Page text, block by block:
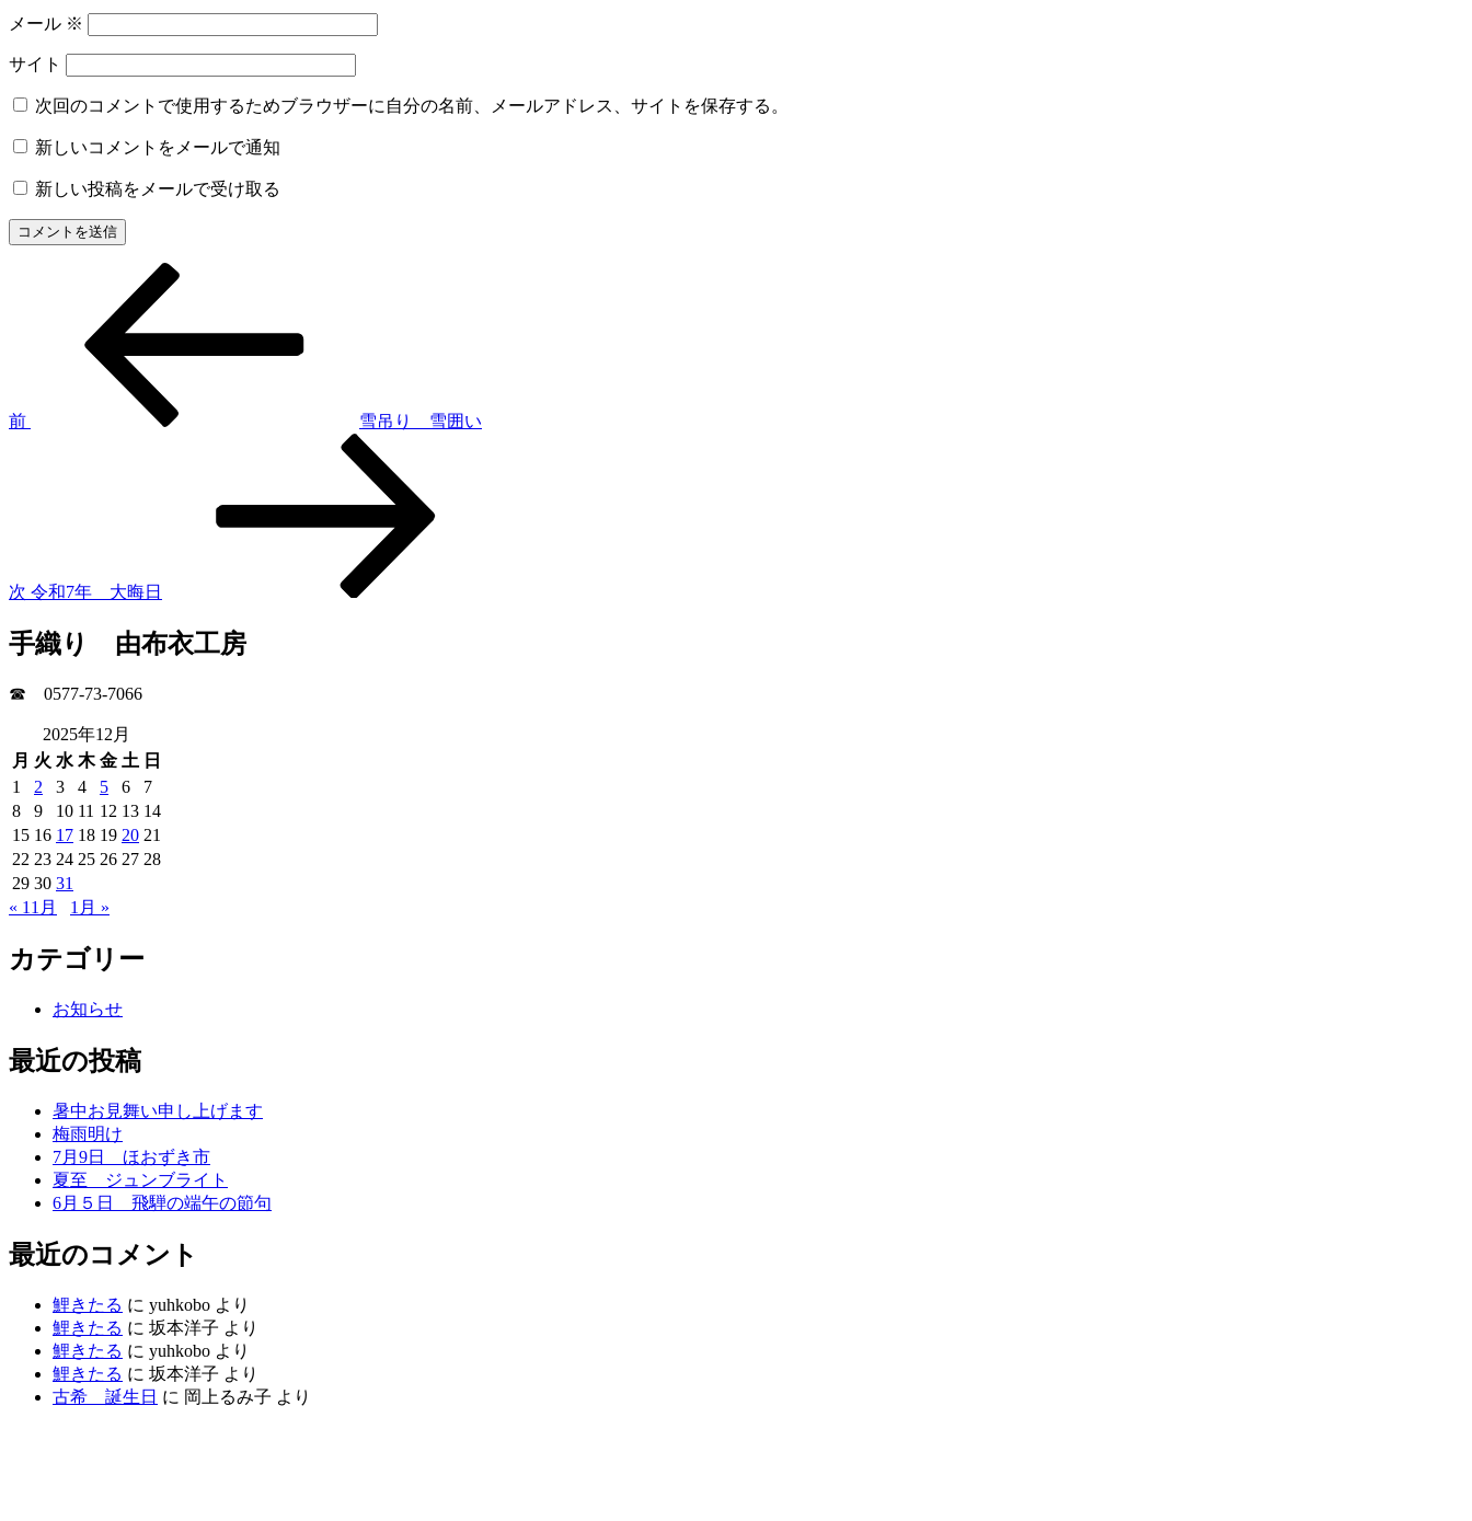
メール ※
サイト
次回のコメントで使用するためブラウザーに自分の名前、メールアドレス、サイトを保存する。
新しいコメントをメールで通知
新しい投稿をメールで受け取る
ゲ
前
雪吊り 雪囲い
次 令和7年 大晦日
手織り 由布衣工房
☎ 0577-73-7066
2025年12月
月 火 水 木 金 土 日
1
2 3 4 5 6
7
8
9 10 11 12 13 14
15 16 17 18 19 20 21
22 23 24 25 26 27 28
29 30 31
« 11月
1月 »
カテゴリー
お知らせ
最近の投稿
暑中お見舞い申し上げます
梅雨明け
7月9日 ほおずき市
夏至 ジュンブライト
6月５日 飛騨の端午の節句
最近のコメント
鯉きたる に yuhkobo より
鯉きたる に 坂本洋子 より
鯉きたる に yuhkobo より
鯉きたる に 坂本洋子 より
古希 誕生日 に 岡上るみ子 より